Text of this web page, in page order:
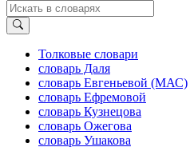
Толковые словари
словарь Даля
словарь Евгеньевой (МАС)
словарь Ефремовой
словарь Кузнецова
словарь Ожегова
словарь Ушакова